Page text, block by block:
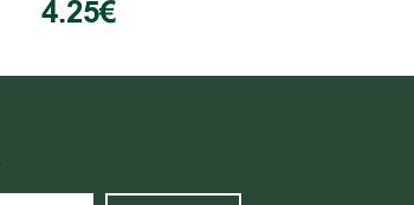
4.25€